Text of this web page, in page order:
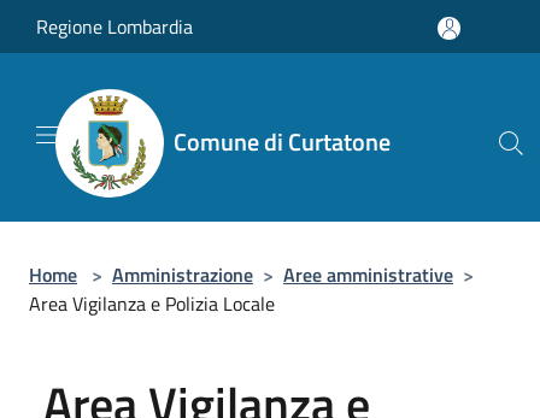
Salta al contenuto principale
Regione Lombardia
Comune di Curtatone
Home > Amministrazione > Aree amministrative >
Area Vigilanza e Polizia Locale